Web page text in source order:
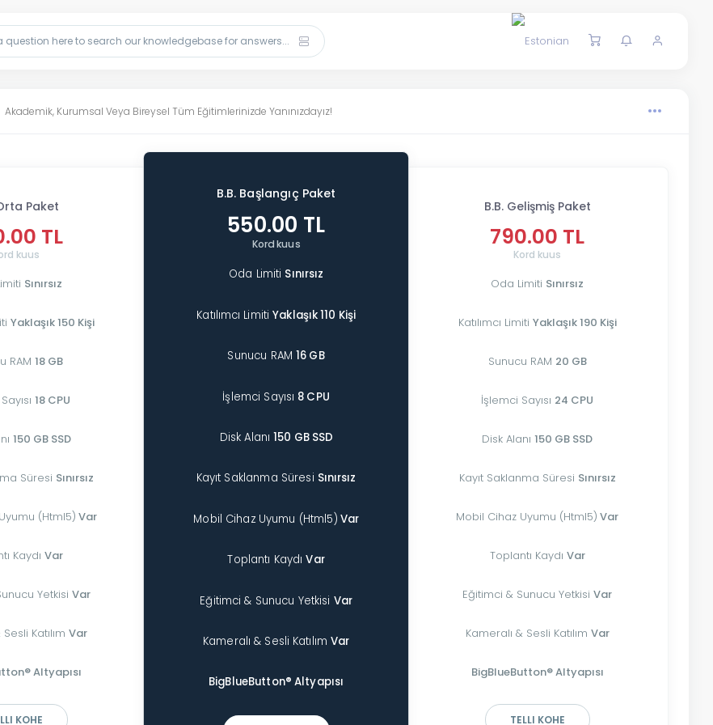
Akademik, Kurumsal Veya Bireysel Tüm Eğitimlerinizde Yanınızdayız!
Paket
TL
kuus
Sınırsız
Yaklaşık 150 Kişi
RAM18 GB
18 CPU
150 GB SSD
Süresi Sınırsız
(Html5) Var
KaydıVar
Yetkisi Var
KatılımVar
Altyapısı
KOHE
B.B. Başlangıç Paket
550.00 TL
Kord kuus
Oda Limiti Sınırsız
Katılımcı LimitiYaklaşık 110 Kişi
Sunucu RAM16 GB
İşlemci Sayısı 8 CPU
Disk Alanı150 GB SSD
Kayıt Saklanma Süresi Sınırsız
Mobil Cihaz Uyumu (Html5) Var
Toplantı KaydıVar
Eğitimci & Sunucu Yetkisi Var
Kameralı & Sesli KatılımVar
BigBlueButton® Altyapısı
B.B. Gelişmiş Paket
790.00 TL
Kord kuus
Oda Limiti Sınırsız
Katılımcı Limiti Yaklaşık 190 Kişi
Sunucu RAM 20 GB
İşlemci Sayısı 24 CPU
Disk Alanı150 GB SSD
Kayıt Saklanma Süresi Sınırsız
Mobil Cihaz Uyumu (Html5) Var
Toplantı Kaydı Var
Eğitimci & Sunucu YetkisiVar
Kameralı & Sesli Katılım Var
BigBlueButton® Altyapısı
TELLI KOHE